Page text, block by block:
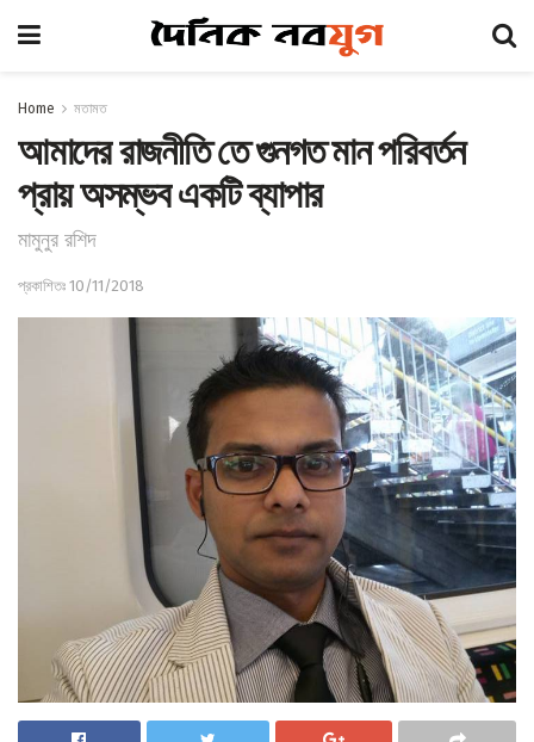
Home মতামত
আমাদের রাজনীতি তে গুনগত মান পরিবর্তন
প্রায় অসম্ভব একটি ব্যাপার
মামুনুর রশিদ
প্রকাশিতঃ 10/11/2018